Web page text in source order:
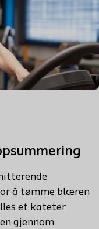
å tømme blæren
et kateter.
gjennom